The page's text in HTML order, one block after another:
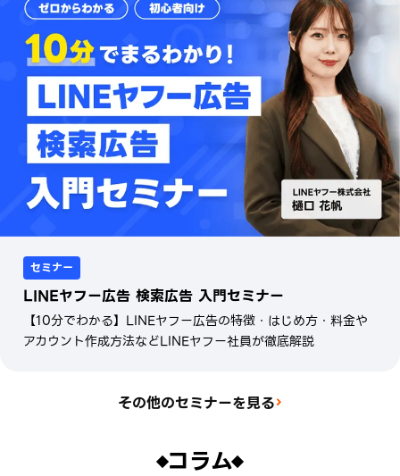
セミナー
LINEヤフー広告 検索広告 入門セミナー
【10分でわかる】LINEヤフー広告の特徴・はじめ方・料金や
アカウント作成方法などLINEヤフー社員が徹底解説
その他のセミナーを見る
コラム